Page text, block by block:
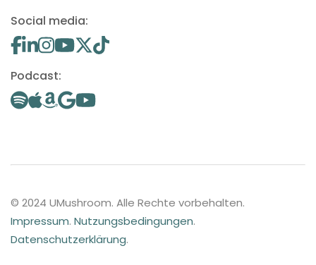
Social media:
Podcast:
© 2024 UMushroom. Alle Rechte vorbehalten.
Impressum. Nutzungsbedingungen.
Datenschutzerklärung.